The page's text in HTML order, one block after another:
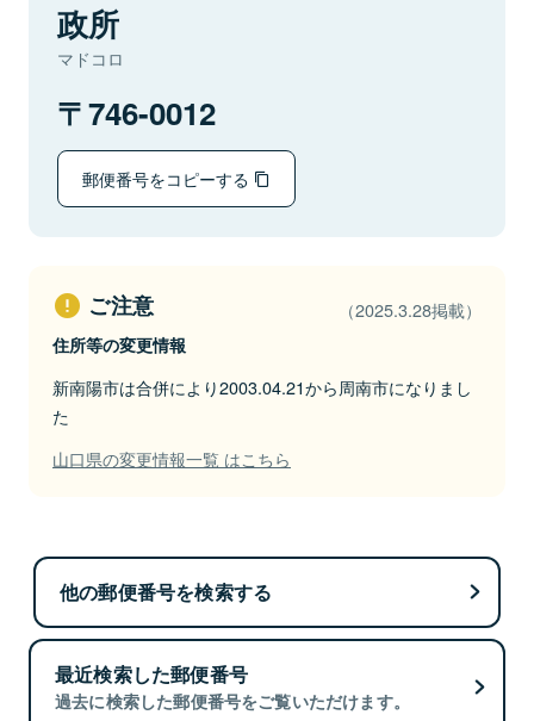
政所
マドコロ
746-0012
郵便番号をコピーする
ご注意 （2025.3.28掲載）
住所等の変更情報
新南陽市は合併により2003.04.21から周南市になりまし
た
山口県の変更情報一覧 はこちら
他の郵便番号を検索する
最近検索した郵便番号
過去に検索した郵便番号をご覧いただけます。